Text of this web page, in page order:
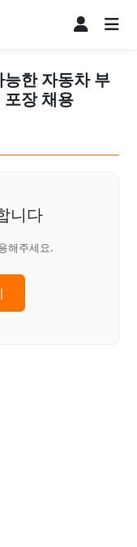
한 자동차 부
장 채용
니다
해주세요.